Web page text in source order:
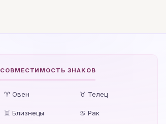
СОВМЕСТИМОСТЬ ЗНАКОВ
♈ Овен ♉ Телец
♊ Близнецы ♋ Рак